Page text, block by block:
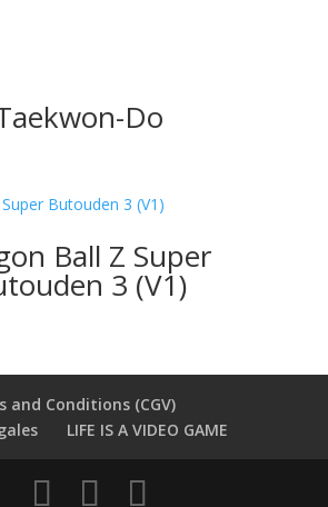
Do
Ball Z Super
3 (V1)
and Conditions (CGV)
LIFE IS A VIDEO GAME